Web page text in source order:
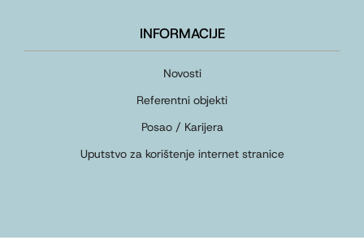
INFORMACIJE
Novosti
Referentni objekti
Posao / Karijera
Uputstvo za korištenje internet stranice